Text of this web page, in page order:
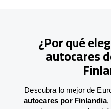
¿Por qué
autocares
Descubra lo mejor de
autocares por Finlandia,